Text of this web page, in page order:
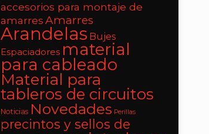
accesorios para montaje de
amarresAmarres
Arandelas Bujes
Espaciadores material
para cableado
Material para
tableros de circuitos
Noticias Novedades Perillas
precintos y sellos de